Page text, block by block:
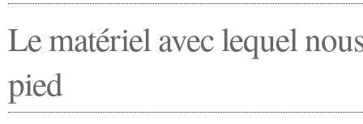
Le matériel avec lequel
pied